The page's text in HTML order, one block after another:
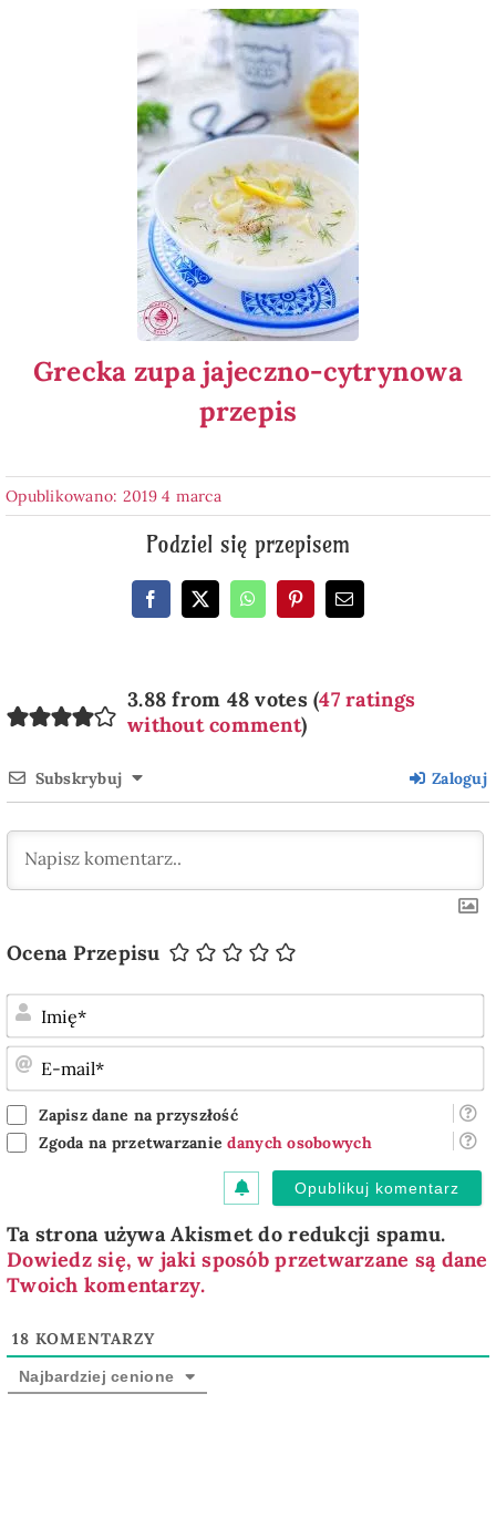
Grecka zupa jajeczno-cytrynowa
przepis
Opublikowano: 2019 4 marca
Podziel się przepisem
3.88 from 48 votes (47 ratings
without comment)
Subskrybuj Zaloguj
Ocena Przepisu
Zapisz dane na przyszłość
Zgoda na przetwarzaniedanych osobowych
Ta strona używa Akismet do redukcji spamu.
Dowiedz się, w jaki sposób przetwarzane są dane
Twoich komentarzy.
18 KOMENTARZY
Najbardziej cenione